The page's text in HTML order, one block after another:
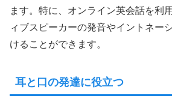
ます。特に、オンライン英会話を利
ィブスピーカーの発音やイントネー
けることができます。
耳と口の発達に役立つ